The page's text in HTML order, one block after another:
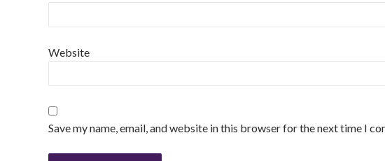
Website
Save my name, email, and website in this browser for the next time I